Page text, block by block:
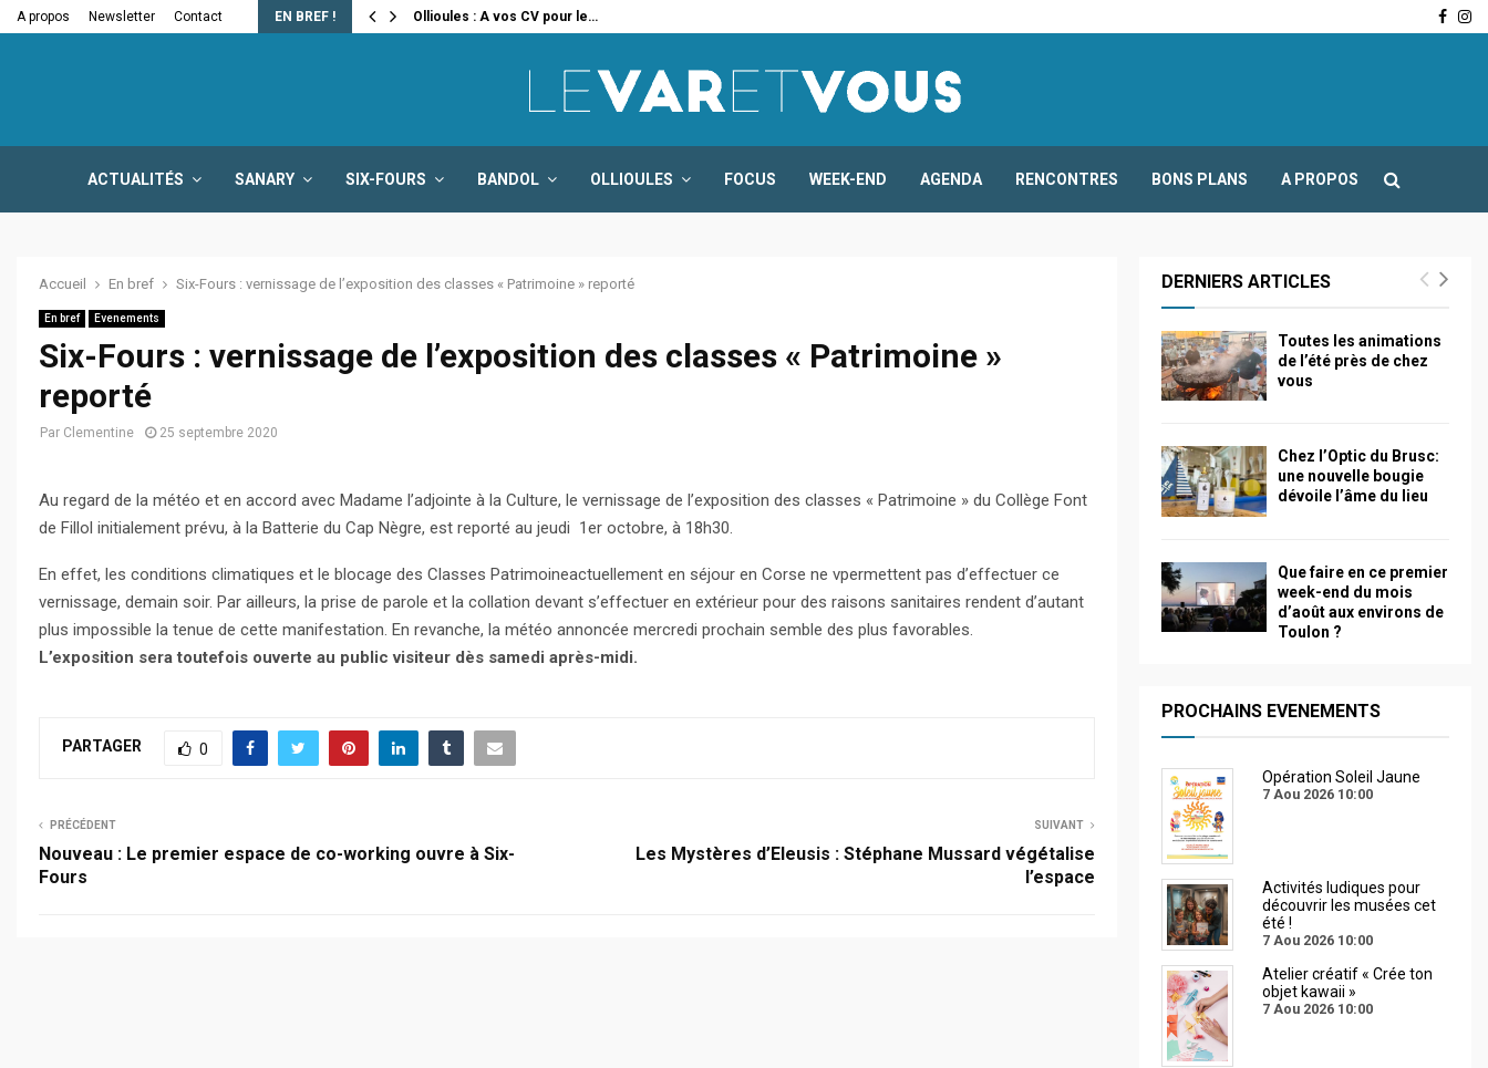
A propos Newsletter Contact EN BREF !
la fermeture… Ollioules : A vos CV pour le…
ACTUALITÉS SANARY SIX-FOURS BANDOL OLLIOULES FOCUS WEEK-END AGENDA RENCONTRES BONS PLANS A PROPOS
Accueil En bref Six-Fours : vernissage de l’exposition des classes « Patrimoine » reporté
En bref Evenements
Six-Fours : vernissage de l’exposition des classes « Patrimoine »
reporté
Par Clementine 25 septembre 2020
Au regard de la météo et en accord avec Madame l’adjointe à la Culture, le vernissage de l’exposition des classes « Patrimoine » du Collège Font
de Fillol initialement prévu, à la Batterie du Cap Nègre, est reporté au jeudi 1er octobre, à 18h30.
En effet, les conditions climatiques et le blocage des Classes Patrimoineactuellement en séjour en Corse ne vpermettent pas d’effectuer ce
vernissage, demain soir. Par ailleurs, la prise de parole et la collation devant s’effectuer en extérieur pour des raisons sanitaires rendent d’autant
plus impossible la tenue de cette manifestation. En revanche, la météo annoncée mercredi prochain semble des plus favorables.
L’exposition sera toutefois ouverte au public visiteur dès samedi après-midi.
PARTAGER 0
PRÉCÉDENT
Nouveau : Le premier espace de co-working ouvre à Six-
Fours
SUIVANT
Les Mystères d’Eleusis : Stéphane Mussard végétalise
l’espace
DERNIERS ARTICLES
Toutes les animations
de l’été près de chez
vous
Chez l’Optic du Brusc:
une nouvelle bougie
dévoile l’âme du lieu
Que faire en ce premier
week-end du mois
d’août aux environs de
Toulon ?
PROCHAINS EVENEMENTS
Opération Soleil Jaune
7 Aou 2026 10:00
Activités ludiques pour
découvrir les musées cet
été !
7 Aou 2026 10:00
Atelier créatif « Crée ton
objet kawaii »
7 Aou 2026 10:00